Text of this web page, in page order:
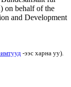
on behalf of the
and Development
-ээс харна уу).